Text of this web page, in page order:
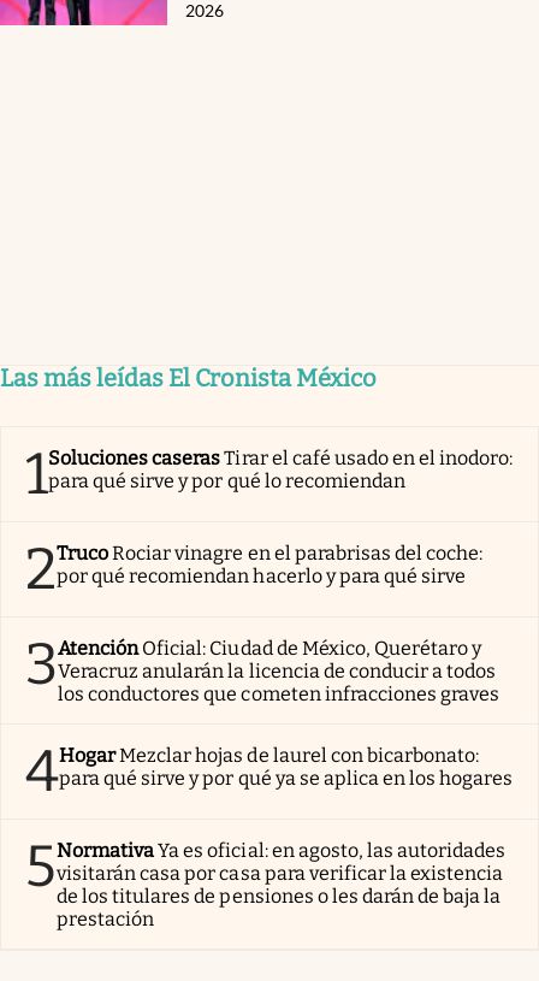
2026
Las más leídas El Cronista México
1Soluciones caserasTirar el café usado en el inodoro:
para qué sirve y por qué lo recomiendan
2TrucoRociar vinagre en el parabrisas del coche:
por qué recomiendan hacerlo y para qué sirve
3AtenciónOficial: Ciudad de México, Querétaro y
Veracruz anularán la licencia de conducir a todos
los conductores que cometen infracciones graves
4HogarMezclar hojas de laurel con bicarbonato:
para qué sirve y por qué ya se aplica en los hogares
5NormativaYa es oficial: en agosto, las autoridades
visitarán casa por casa para verificar la existencia
de los titulares de pensiones o les darán de baja la
prestación